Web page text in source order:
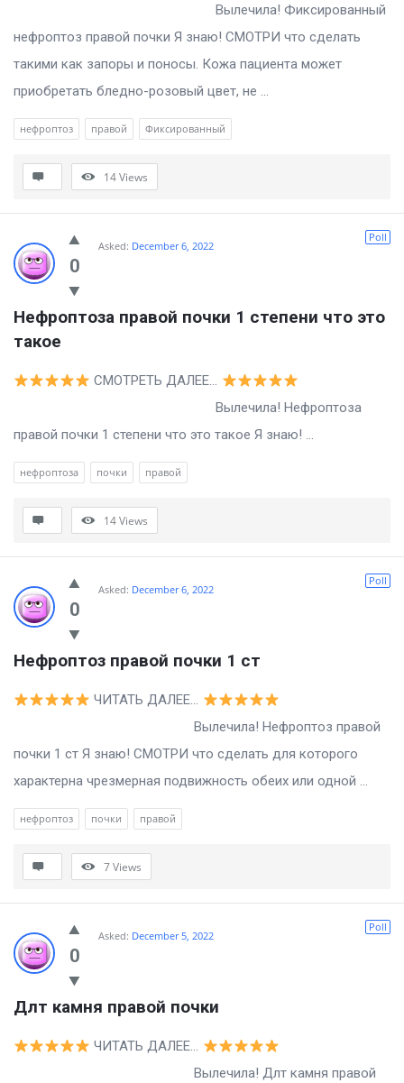
Вылечила! Фиксированный
нефроптоз правой почки Я знаю! СМОТРИ что сделать
такими как запоры и поносы. Кожа пациента может
приобретать бледно-розовый цвет, не ...
нефроптоз правой Фиксированный
14Views
0
Poll
Asked: December 6, 2022
Нефроптоза правой почки 1 степени что это
такое
СМОТРЕТЬ ДАЛЕЕ…
Вылечила! Нефроптоза
правой почки 1 степени что это такое Я знаю! ...
нефроптоза почки правой
14Views
0
Poll
Asked: December 6, 2022
Нефроптоз правой почки 1 ст
ЧИТАТЬ ДАЛЕЕ…
Вылечила! Нефроптоз правой
почки 1 ст Я знаю! СМОТРИ что сделать для которого
характерна чрезмерная подвижность обеих или одной ...
нефроптоз почки правой
7Views
0
Poll
Asked: December 5, 2022
Длт камня правой почки
ЧИТАТЬ ДАЛЕЕ…
Вылечила! Длт камня правой